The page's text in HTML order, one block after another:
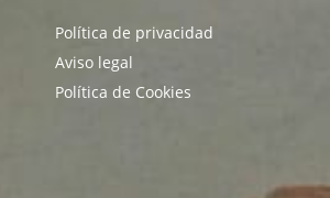
Política de privacidad
Aviso legal
Política de Cookies